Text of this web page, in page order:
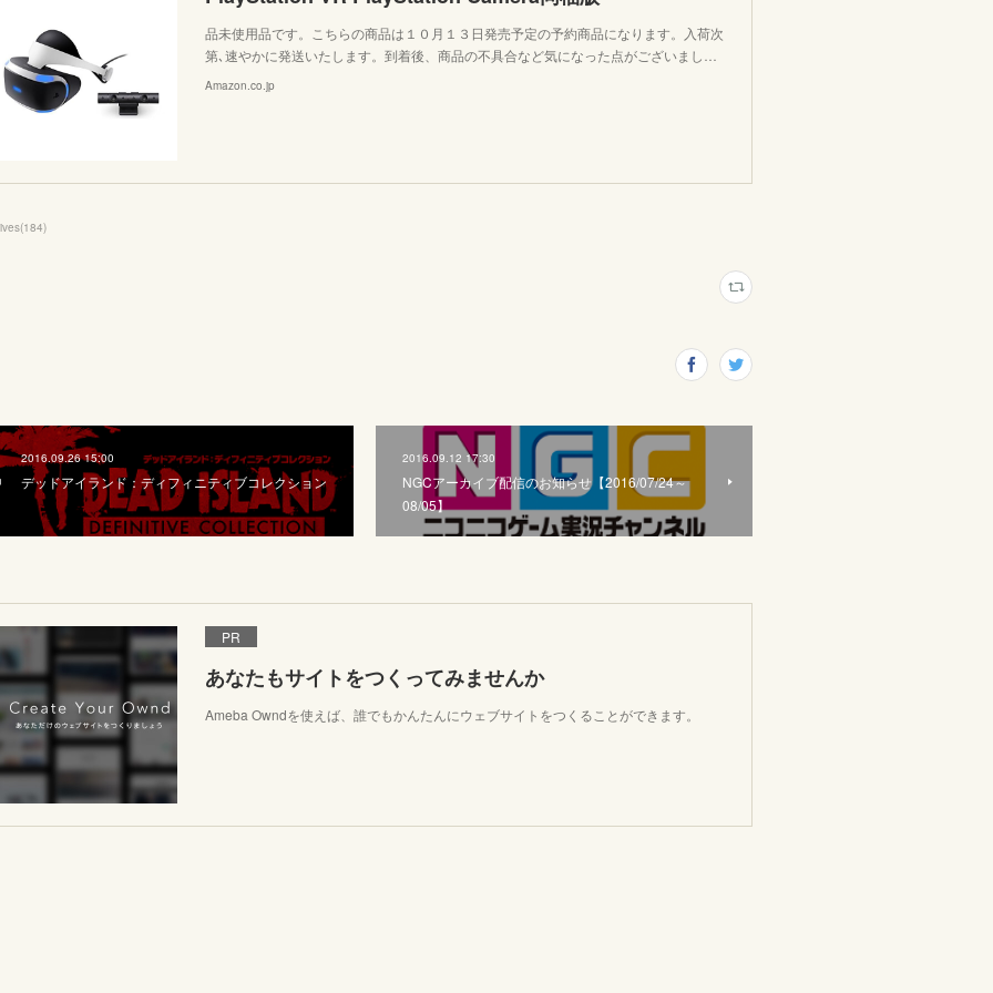
品未使用品です。こちらの商品は１０月１３日発売予定の予約商品になります。入荷次
第､速やかに発送いたします。到着後、商品の不具合など気になった点がございまし…
Amazon.co.jp
(184)
2016.09.26 15:00
デッドアイランド：ディフィニティブコレクション
2016.09.12 17:30
NGCアーカイブ配信のお知らせ【2016/07/24～
08/05】
PR
あなたもサイトをつくってみませんか
Ameba Owndを使えば、誰でもかんたんにウェブサイトをつくることができます。